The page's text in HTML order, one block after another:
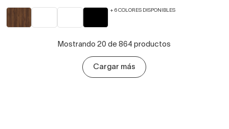
+ 6 COLORES DISPONIBLES
Mostrando 20 de 864 productos
Cargar más